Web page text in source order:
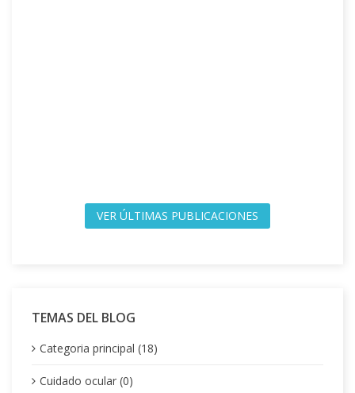
VER ÚLTIMAS PUBLICACIONES
TEMAS DEL BLOG
Categoria principal (18)
Cuidado ocular (0)